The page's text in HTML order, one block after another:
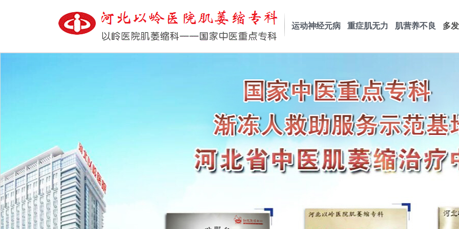
运动神经元病 重症肌无力 肌营养不良 多